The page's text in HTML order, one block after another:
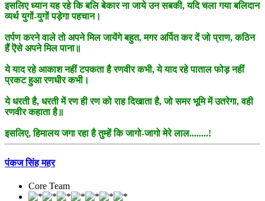
इसलिए ध्यान यह रहे कि बलि बेकार ना जाये उन सबकी, यदि चला गया बलिदान
व्यर्थ युगों-युगों पड़ेगा पहचान।
तर्पण करने वाले तो अपने मिल जायेंगे बहुत, मगर अर्पित कर दें जो प्राण, कठिन
हैं ऎसे अपने मिल पाना॥
ये याद रहे आकाश नहीं टपकता है रणवीर कभी, ये याद रहे पाताल फोड़ नहीं
प्रकट हुआ रणधीर कभी।
ये धरती है, धरती में रण ही रण को राह दिखाता है, जो समर भूमि में उतरेगा, वही
रणवीर कहाता है॥
इसलिए, हिमालय जगा रहा है तुम्हें कि जागो-जागो मेरे लाल........!
पंकज सिंह महर
Core Team